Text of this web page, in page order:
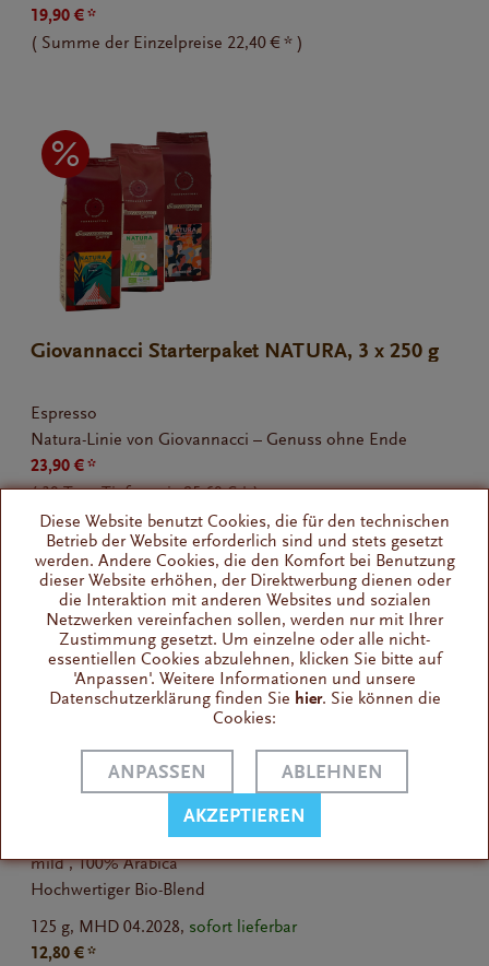
19,90 € *
( Summe der Einzelpreise 22,40 € * )
Giovannacci Starterpaket NATURA, 3 x 250 g
Espresso
Natura-Linie von Giovannacci – Genuss ohne Ende
23,90 € *
(30-Tage-Tiefstpreis 25,60 € *)
Giovannacci BIO Arabica, 25 Kapseln NES
mild , 100% Arabica
Hochwertiger Bio-Blend
125 g, MHD 04.2028, sofort lieferbar
12,80 € *
Diese Website benutzt Cookies, die für den technischen
Betrieb der Website erforderlich sind und stets gesetzt
werden. Andere Cookies, die den Komfort bei Benutzung
dieser Website erhöhen, der Direktwerbung dienen oder
die Interaktion mit anderen Websites und sozialen
Netzwerken vereinfachen sollen, werden nur mit Ihrer
Zustimmung gesetzt. Um einzelne oder alle nicht-
essentiellen Cookies abzulehnen, klicken Sie bitte auf
'Anpassen'. Weitere Informationen und unsere
Datenschutzerklärung finden Sie hier. Sie können die
Cookies:
ANPASSEN
ABLEHNEN
AKZEPTIEREN